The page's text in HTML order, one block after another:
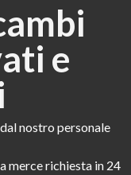
e
nostro personale
merce richiesta in 24